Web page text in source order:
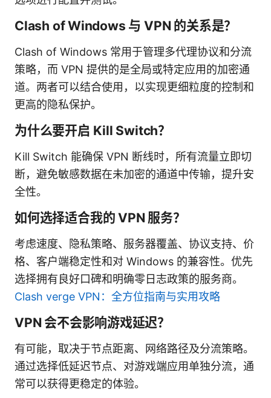
Clash of Windows 与 VPN 的关系是？
Clash of Windows 常用于管理多代理协议和分流
策略，而 VPN 提供的是全局或特定应用的加密通
道。两者可以结合使用，以实现更细粒度的控制和
更高的隐私保护。
为什么要开启 Kill Switch？
Kill Switch 能确保 VPN 断线时，所有流量立即切
断，避免敏感数据在未加密的通道中传输，提升安
全性。
如何选择适合我的 VPN 服务？
考虑速度、隐私策略、服务器覆盖、协议支持、价
格、客户端稳定性和对 Windows 的兼容性。优先
选择拥有良好口碑和明确零日志政策的服务商。
Clash verge VPN：全方位指南与实用攻略
VPN 会不会影响游戏延迟？
有可能，取决于节点距离、网络路径及分流策略。
通过选择低延迟节点、对游戏端应用单独分流，通
常可以获得更稳定的体验。